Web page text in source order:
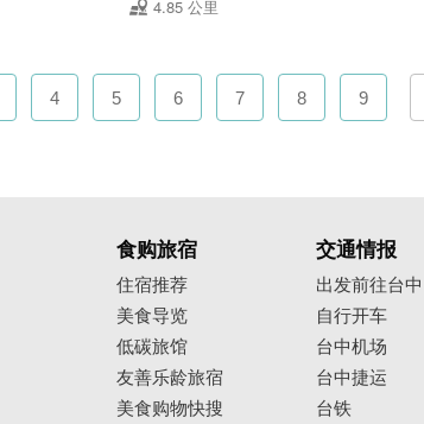
4.85 公里
4 5 6 7 8 9
食购旅宿
住宿推荐
美食导览
低碳旅馆
友善乐龄旅宿
美食购物快搜
交通情报
出发前往台中
自行开车
台中机场
台中捷运
台铁